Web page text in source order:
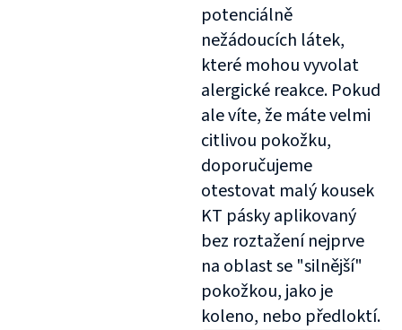
potenciálně
nežádoucích látek,
které mohou vyvolat
alergické reakce. Pokud
ale víte, že máte velmi
citlivou pokožku,
doporučujeme
otestovat malý kousek
KT pásky aplikovaný
bez roztažení nejprve
na oblast se "silnější"
pokožkou, jako je
koleno, nebo předloktí.